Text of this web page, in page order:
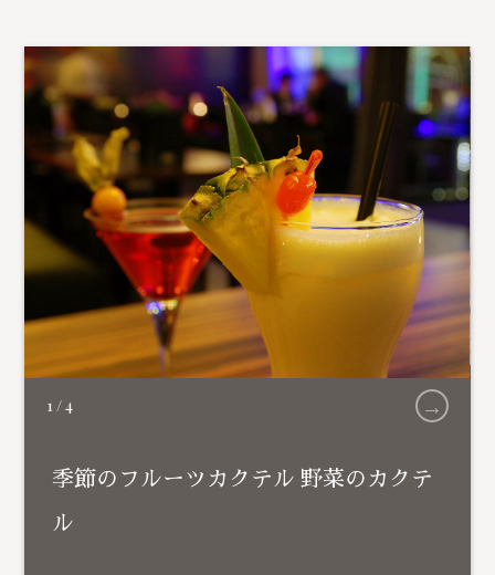
1 /4 →
季節のフルーツカクテル 野菜のカクテ
ル